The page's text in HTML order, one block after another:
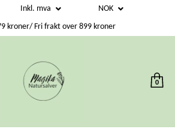
Inkl. mva
NOK
kroner/ Fri frakt over 899 kroner
0